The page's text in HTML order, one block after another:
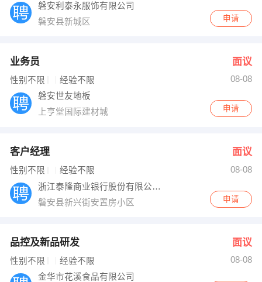
磐安利泰永服饰有限公司
磐安县新城区
申请
业务员 面议
性别不限 经验不限
08-08
磐安世友地板
上亨堂国际建材城
申请
客户经理 面议
性别不限 经验不限
08-08
浙江泰隆商业银行股份有限公司金华磐安支行
磐安县新兴街安置房小区
申请
品控及新品研发 面议
性别不限 经验不限
08-08
金华市花溪食品有限公司